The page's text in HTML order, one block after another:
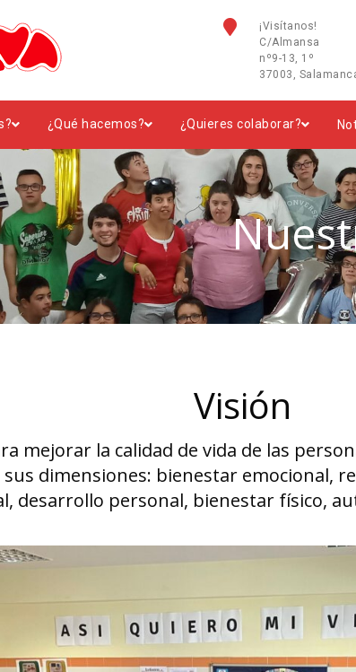
¡Visítanos!
C/Almansa
nº9-13, 1º
37003,
¿Qué hacemos? ¿Quieres colaborar?
Visión
mejorar la calidad de vida de las
dimensiones: bienestar emocional,
desarrollo personal, bienestar físico,